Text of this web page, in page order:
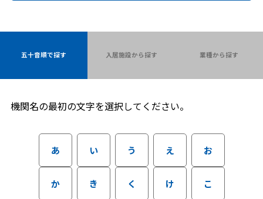
五十音順で探す 入居施設から探す 業種から探す
機関名の最初の文字を選択してください。
あ い う え お
か き く け こ